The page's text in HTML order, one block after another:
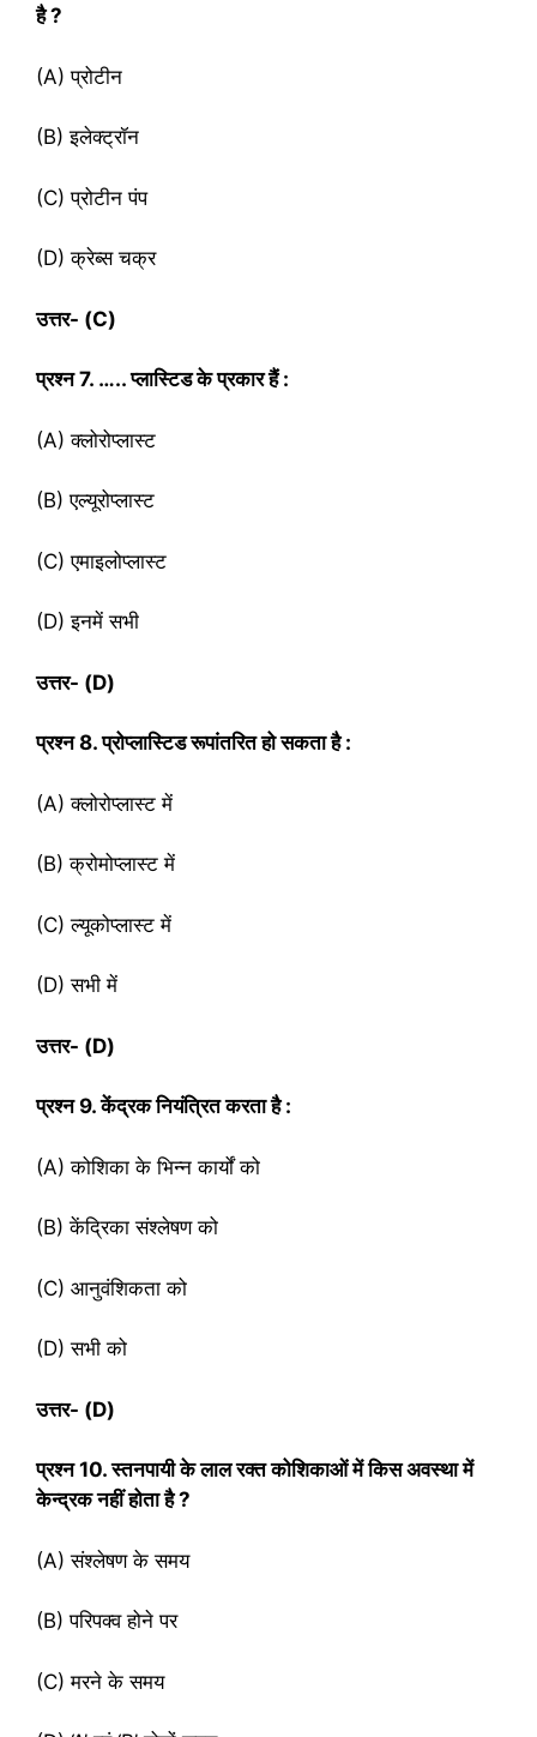
है?
(A) प्रोटीन
(B) इलेक्ट्रॉन
(C) प्रोटीन पंप
(D) क्रेब्‍स चक्र
उत्तर- (C)
प्रश्‍न7. ….. प्लास्टिड के प्रकार हैं :
(A) क्लोरोप्लास्ट
(B) एल्यूरोप्लास्ट
(C) एमाइलोप्लास्ट
(D) इनमें सभी
उत्तर- (D)
प्रश्‍न8. प्रोप्लास्टिड रूपांतरित हो सकता है :
(A) क्लोरोप्लास्ट में
(B) क्रोमोप्लास्ट में
(C) ल्यूकोप्लास्ट में
(D) सभी में
उत्तर- (D)
प्रश्‍न9. केंद्रक नियंत्रित करता है :
(A) कोशिका के भिन्न कार्यों को
(B) केंद्रिका संश्लेषण को
(C) आनुवंशिकता को
(D) सभी को
उत्तर- (D)
प्रश्‍न10. स्तनपायी के लाल रक्त कोशिकाओं में किस अवस्था में
केन्द्रक नहीं होता है ?
(A) संश्लेषण के समय
(B) परिपक्व होने पर
(C) मरने के समय